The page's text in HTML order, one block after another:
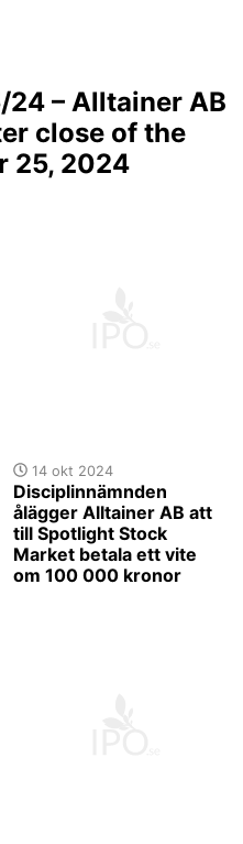
– Alltainer AB
close of the
25, 2024
14 okt 2024
Disciplinnämnden
ålägger Alltainer AB att
till Spotlight Stock
Market betala ett vite
om 100 000 kronor